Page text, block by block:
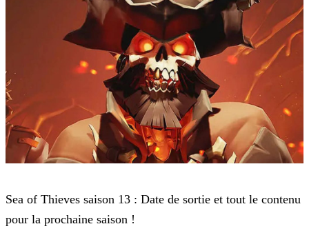
Sea of Thieves saison 13 : Date de sortie et tout le contenu
pour la prochaine saison !